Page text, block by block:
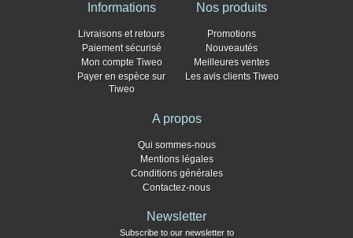
Informations
Livraisons et retours
Paiement sécurisé
Mon compte Tiweo
Payer en espèce sur
Tiweo
Nos produits
Promotions
Nouveautés
Meilleures ventes
Les avis clients Tiweo
A propos
Qui sommes-nous
Mentions légales
Conditions générales
Contactez-nous
Newsletter
Subscribe to our newsletter to